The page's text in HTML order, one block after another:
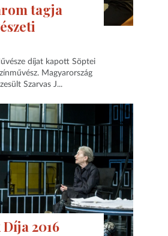
tagja
díjat kapott Söptei
Magyarország
Szarvas J...
2016